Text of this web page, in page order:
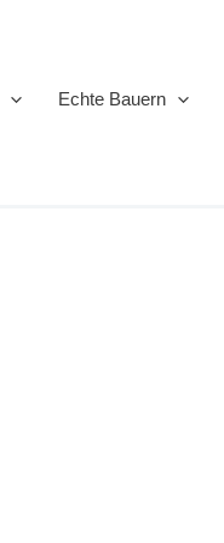
Echte Bauern